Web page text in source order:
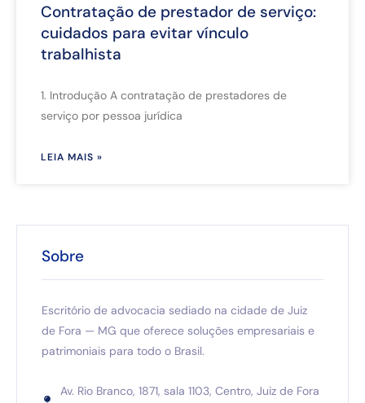
Contratação de prestador de serviço:
cuidados para evitar vínculo
trabalhista
1. Introdução A contratação de prestadores de
serviço por pessoa jurídica
LEIA MAIS »
Sobre
Escritório de advocacia sediado na cidade de Juiz
de Fora — MG que oferece soluções empresariais e
patrimoniais para todo o Brasil.
Av. Rio Branco, 1871, sala 1103, Centro, Juiz de Fora